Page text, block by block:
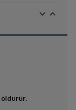
öldürür.